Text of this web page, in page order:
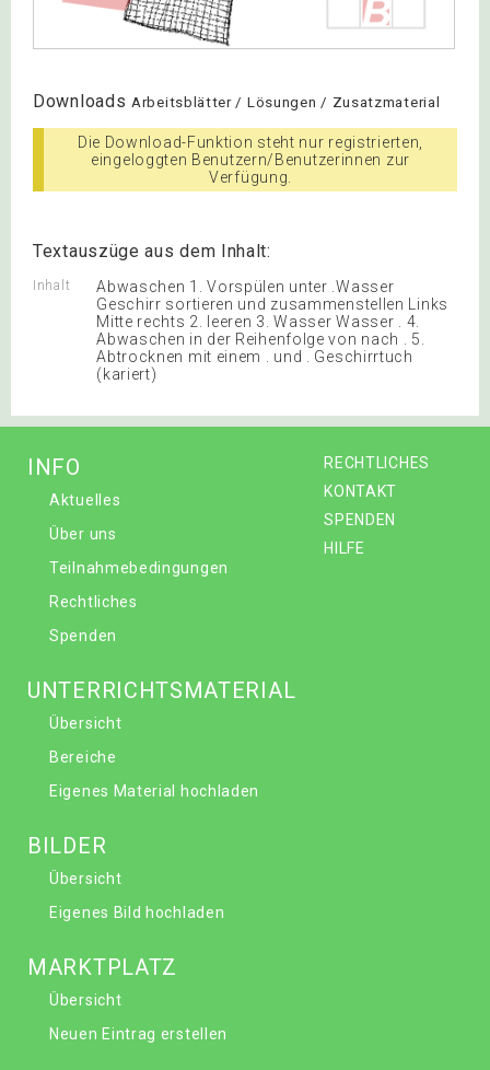
Downloads Arbeitsblätter / Lösungen / Zusatzmaterial
Die Download-Funktion steht nur registrierten,
eingeloggten Benutzern/Benutzerinnen zur
Verfügung.
Textauszüge aus dem Inhalt:
Inhalt
Abwaschen 1. Vorspülen unter .Wasser
Geschirr sortieren und zusammenstellen Links
Mitte rechts 2. leeren 3. Wasser Wasser . 4.
Abwaschen in der Reihenfolge von nach . 5.
Abtrocknen mit einem . und . Geschirrtuch
(kariert)
RECHTLICHES
KONTAKT
SPENDEN
HILFE
INFO
Aktuelles
Über uns
Teilnahmebedingungen
Rechtliches
Spenden
UNTERRICHTSMATERIAL
Übersicht
Bereiche
Eigenes Material hochladen
BILDER
Übersicht
Eigenes Bild hochladen
MARKTPLATZ
Übersicht
Neuen Eintrag erstellen